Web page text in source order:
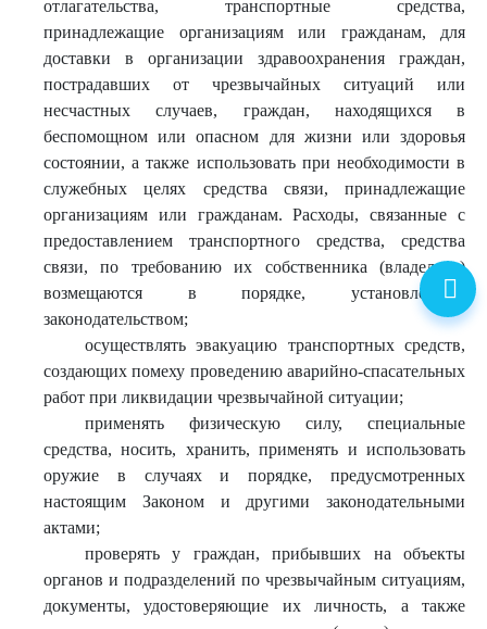
отлагательства, транспортные средства,
принадлежащие организациям или гражданам, для
доставки в организации здравоохранения граждан,
пострадавших от чрезвычайных ситуаций или
несчастных случаев, граждан, находящихся в
беспомощном или опасном для жизни или здоровья
состоянии, а также использовать при необходимости в
служебных целях средства связи, принадлежащие
организациям или гражданам. Расходы, связанные с
предоставлением транспортного средства, средства
связи, по требованию их собственника (владельца)
возмещаются в порядке, установленном
законодательством;
осуществлять эвакуацию транспортных средств,
создающих помеху проведению аварийно-спасательных
работ при ликвидации чрезвычайной ситуации;
применять физическую силу, специальные
средства, носить, хранить, применять и использовать
оружие в случаях и порядке, предусмотренных
настоящим Законом и другими законодательными
актами;
проверять у граждан, прибывших на объекты
органов и подразделений по чрезвычайным ситуациям,
документы, удостоверяющие их личность, а также